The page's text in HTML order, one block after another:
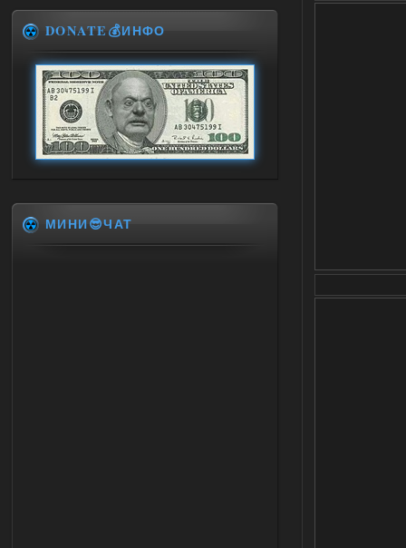
DONATE💰ИНФО
МИНИ😎ЧАТ